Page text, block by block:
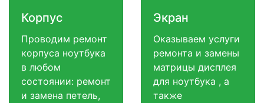
Корпус
Проводим ремонт
корпуса ноутбука
в любом
состоянии: ремонт
и замена петель,
Экран
Оказываем услуги
ремонта и замены
матрицы дисплея
для ноутбука , а
также